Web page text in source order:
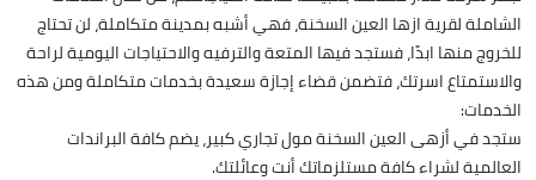
الشاملة لقرية ازها العين السخنة، فهي أشبه بمدينة متكاملة، لن تحتاج
للخروج منها ابدًا، فستجد فيها المتعة والترفيه والاحتياجات اليومية لراحة
والاستمتاع اسرتك، فتضمن قضاء إجازة سعيدة بخدمات متكاملة ومن هذه
الخدمات:
ستجد في أزهى العين السخنة مول تجاري كبير، يضم كافة البراندات
العالمية لشراء كافة مستلزماتك أنت وعائلتك.